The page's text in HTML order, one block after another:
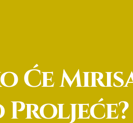
Će
Proljeće?